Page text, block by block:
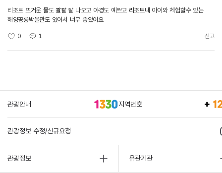
리조트 뜨거운 물도 콸콸 잘 나오고 야경도 예쁘고 리조트내 아이와 체험할수 있는
해양공룡박물관도 있어서 너무 좋았어요
0 1 신고
관광안내 지역번호
관광정보 수정/신규요청
관광정보 유관기관